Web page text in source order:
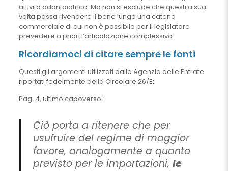
attività odontoiatrica. Ma non si esclude che questi a sua
volta possa rivendere il bene lungo una catena
commerciale di cui non è possibile per il legislatore
prevedere a priori l’articolazione complessiva.
Ricordiamoci di citare sempre le fonti
Questi gli argomenti utilizzati dalla Agenzia delle Entrate
riportati fedelmente della Circolare 26/E:
Pag. 4, ultimo capoverso:
Ciò porta a ritenere che per
usufruire del regime di maggior
favore, analogamente a quanto
previsto per le importazioni, le